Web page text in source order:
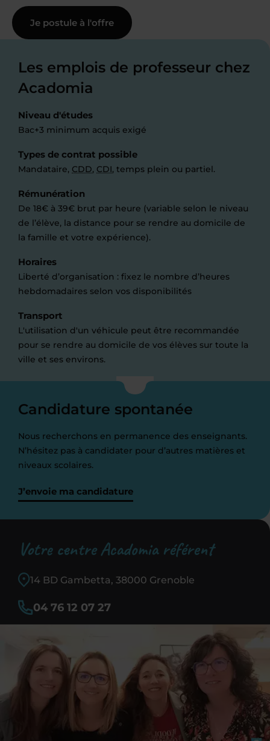
Je postule à l'offre
Les emplois de professeur chez
Acadomia
Niveau d'études
Bac+3 minimum acquis exigé
Types de contrat possible
Mandataire, CDD, CDI, temps plein ou partiel.
Rémunération
De 18€ à 39€ brut par heure (variable selon le niveau
de l’élève, la distance pour se rendre au domicile de
la famille et votre expérience).
Horaires
Liberté d’organisation : fixez le nombre d’heures
hebdomadaires selon vos disponibilités
Transport
L'utilisation d'un véhicule peut être recommandée
pour se rendre au domicile de vos élèves sur toute la
ville et ses environs.
Candidature spontanée
Nous recherchons en permanence des enseignants.
N’hésitez pas à candidater pour d’autres matières et
niveaux scolaires.
J’envoie ma candidature
Votre centre Acadomia référent
14 BD Gambetta, 38000 Grenoble
04 76 12 07 27